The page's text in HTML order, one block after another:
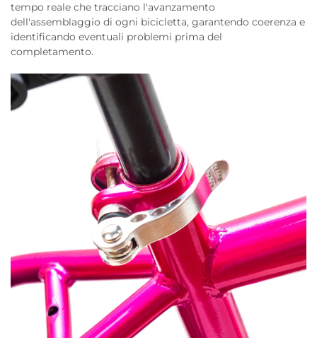
tempo reale che tracciano l'avanzamento
dell'assemblaggio di ogni bicicletta, garantendo coerenza e
identificando eventuali problemi prima del
completamento.